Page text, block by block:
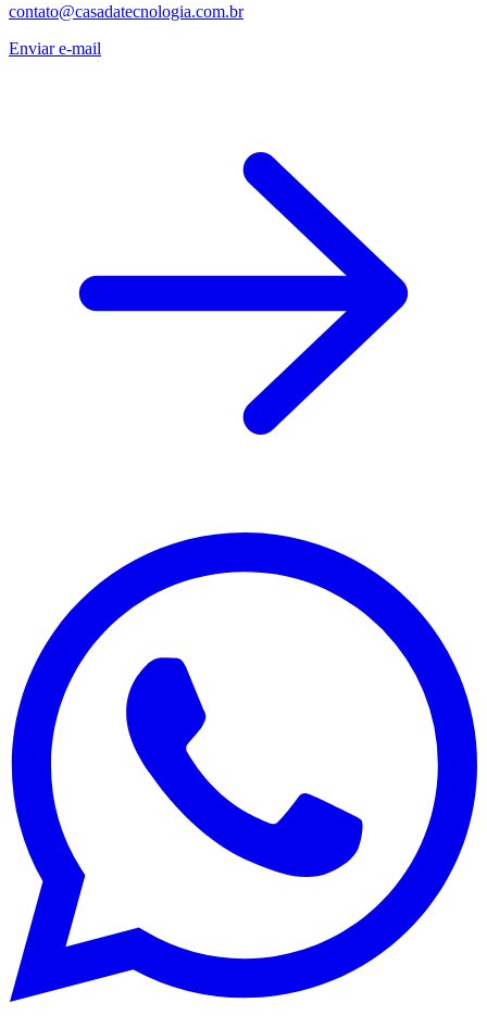
contato@casadatecnologia.com.br
Enviar e-mail